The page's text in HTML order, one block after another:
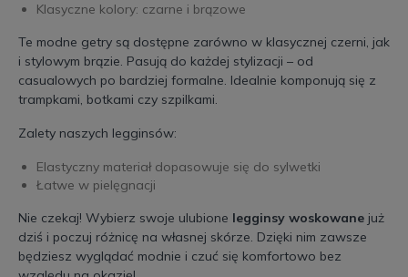
Klasyczne kolory: czarne i brązowe
Te modne getry są dostępne zarówno w klasycznej czerni, jak
i stylowym brązie. Pasują do każdej stylizacji – od
casualowych po bardziej formalne. Idealnie komponują się z
trampkami, botkami czy szpilkami.
Zalety naszych legginsów:
Elastyczny materiał dopasowuje się do sylwetki
Łatwe w pielęgnacji
Nie czekaj! Wybierz swoje ulubione legginsy woskowane już
dziś i poczuj różnicę na własnej skórze. Dzięki nim zawsze
będziesz wyglądać modnie i czuć się komfortowo bez